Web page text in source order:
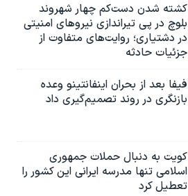
کشته شدن دست‌کم چهار شهروند
بلوچ در پی تیراندازی نیروهای امنیتی
در دشتیاری؛ روایت‌های متفاوت از
جزئیات حادثه
فیفا بعد از بحران اینفانتینو وعده
بازنگری در روند تصمیم‌گیری داد
کویت به دنبال حملات جمهوری
اسلامی تنها مدرسه ایرانی این کشور را
تعطیل کرد